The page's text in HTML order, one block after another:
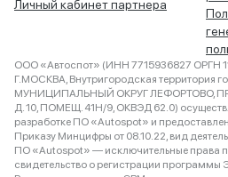
Личный кабинет партнера
ООО «Автоспот» (ИНН 7715936827 ОРГН
Г.МОСКВА, Внутригородская территория
МУНИЦИПАЛЬНЫЙ ОКРУГ ЛЕФОРТОВО,
Д. 10, ПОМЕЩ. 41Н/9, ОКВЭД 62.0)
разработке ПО «Autospot» и
Приказу Минцифры от 08.10.22, вид
ПО «Autospot» — исключительные права
свидетельство о регистрации